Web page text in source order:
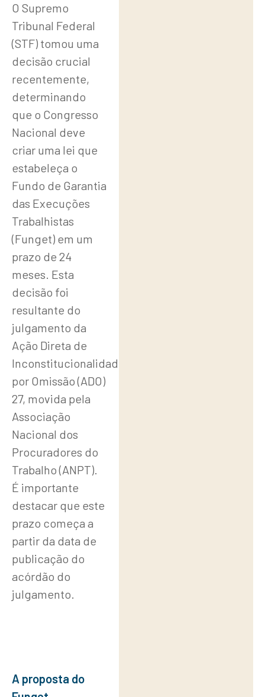
proposta
do
Funget
O
Funget
e a
quitação
de
dívidas
A
eficiência
das
execuções
trabalhistas
A
dissidência
no
julgamento
Tipos de
Conteúdo
O Supremo
Tribunal Federal
(STF) tomou uma
decisão crucial
recentemente,
determinando
que o Congresso
Nacional deve
criar uma lei que
estabeleça o
Fundo de Garantia
das Execuções
Trabalhistas
(Funget) em um
prazo de 24
meses. Esta
decisão foi
resultante do
julgamento da
Ação Direta de
Inconstitucionalidade
por Omissão (ADO)
27, movida pela
Associação
Nacional dos
Procuradores do
Trabalho (ANPT).
É importante
destacar que este
prazo começa a
partir da data de
publicação do
acórdão do
julgamento.
A proposta do